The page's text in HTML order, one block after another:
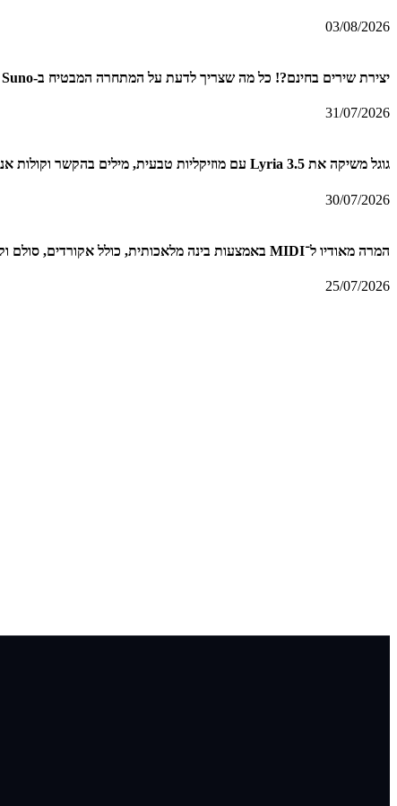
03/08/2026
יצירת שירים בחינם?! כל מה שצריך לדעת על המתחרה המבטיח ב-Suno
31/07/2026
גוגל משיקה את Lyria 3.5 עם מוזיקליות טבעית, מילים בהקשר וקולות אנושיים
30/07/2026
המרה מאודיו ל־MIDI באמצעות בינה מלאכותית, כולל אקורדים, סולם וקצב + מדריך
25/07/2026